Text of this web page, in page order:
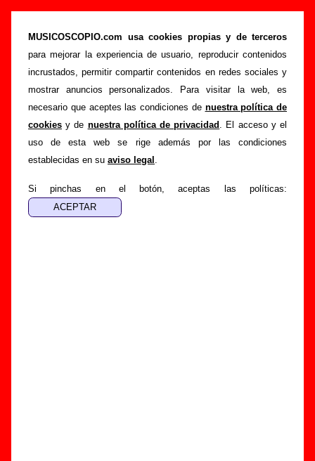
MUSICOSCOPIO.com usa cookies propias y de terceros
para mejorar la experiencia de usuario, reproducir contenidos
incrustados, permitir compartir contenidos en redes sociales y
mostrar anuncios personalizados. Para visitar la web, es
necesario que aceptes las condiciones de nuestra política de
cookies y de nuestra política de privacidad . El acceso y el
uso de esta web se rige además por las condiciones
establecidas en su aviso legal .
Si pinchas en el botón, aceptas las políticas:
Biografía de Carrots: miembros, historia y
publicaciones
Portada >Carrots
Esta página recopila información sobre la biografía de
Carrots: sus componentes iniciales y los cambios de
formación, su trayectoria y otros grupos relacionados, los
discos y las canciones que han publicado, enlaces con
información adicional... Si lo deseas, puedes ayudar a
corrigiendo la existente.
El texto de esta biografía fue escrito por Guillermo Albaida